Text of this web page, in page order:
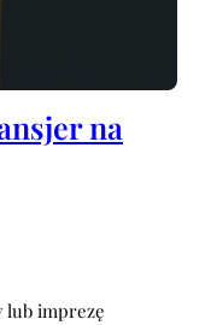
na
lub imprezę